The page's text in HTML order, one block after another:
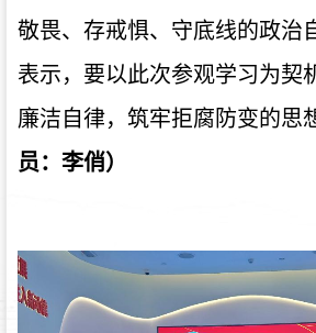
敬畏、存戒惧、守底线的政治
表示，要以此次参观学习为契
廉洁自律，筑牢拒腐防变的思
员： 李俏）